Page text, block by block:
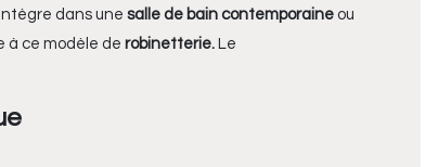
dans une salle de bain contemporaine ou
à ce modèle de robinetterie. Le